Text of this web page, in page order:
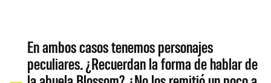
En ambos casos tenemos personajes
peculiares. ¿Recuerdan la forma de hablar de